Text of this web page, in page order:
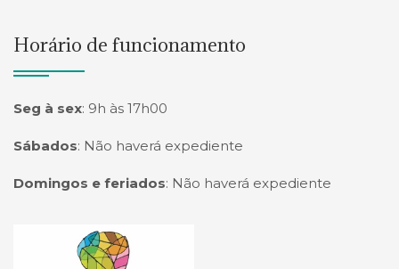
Horário de funcionamento
Seg à sex: 9h às 17h00
Sábados: Não haverá expediente
Domingos e feriados: Não haverá expediente
Página inicial